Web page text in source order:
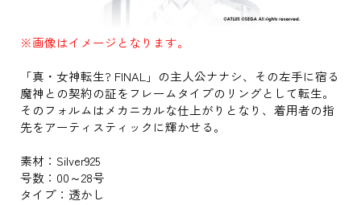
※画像はイメージとなります。
「真・女神転生? FINAL」の主人公ナナシ、その左手に宿る
魔神との契約の証をフレームタイプのリングとして転生。
そのフォルムはメカニカルな仕上がりとなり、着用者の指
先をアーティスティックに輝かせる。
素材：Silver925
号数：00～28号
タイプ：透かし